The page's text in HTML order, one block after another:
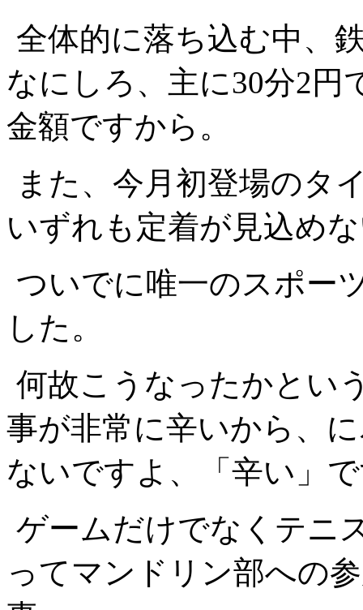
全体的に落ち込む中、
なにしろ、主に30分2円
金額ですから。
また、今月初登場のタ
いずれも定着が見込め
ついでに唯一のスポー
した。
何故こうなったかとい
事が非常に辛いから、
ないですよ、「辛い」
ゲームだけでなくテニ
ってマンドリン部への